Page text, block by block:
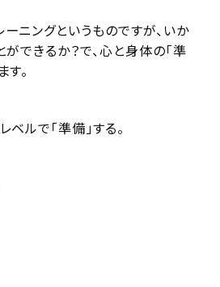
ニングというものですが、いか
ができるか？で、心と身体の「準
。
ルで「準備」する。